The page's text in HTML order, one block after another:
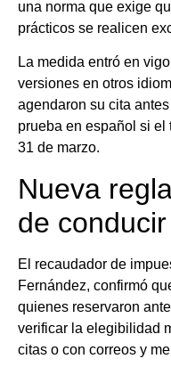
una norma que exige
prácticos se realicen
La medida entró en
versiones en otros
agendaron su cita
prueba en español si el
31 de marzo.
Nueva
de
El recaudador de
Fernández, confirmó
quienes reservaron
verificar la elegibilidad
citas o con correos y